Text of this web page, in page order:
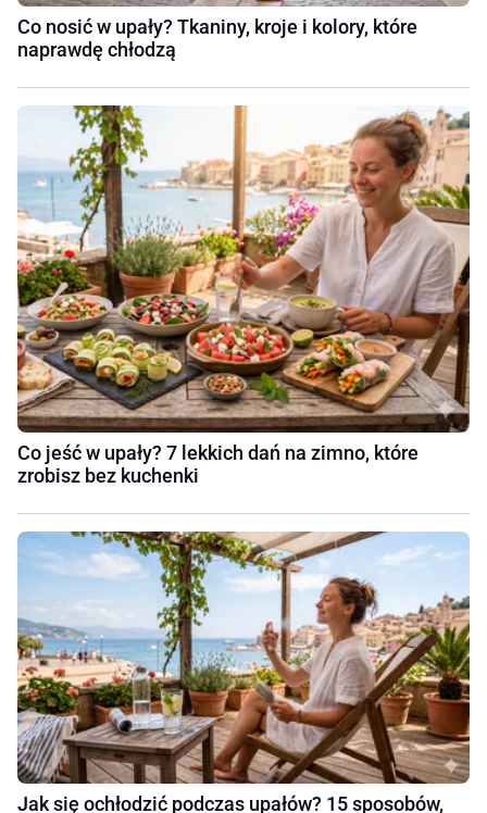
Co nosić w upały? Tkaniny, kroje i kolory, które
naprawdę chłodzą
Co jeść w upały? 7 lekkich dań na zimno, które
zrobisz bez kuchenki
Jak się ochłodzić podczas upałów? 15 sposobów,